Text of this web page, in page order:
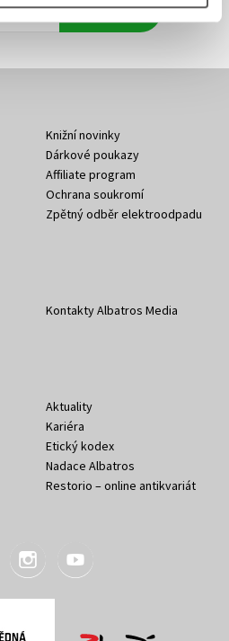
Přihlásit se
Knižní novinky
Dárkové poukazy
Affiliate program
Ochrana soukromí
Zpětný odběr elektroodpadu
Kontakty Albatros Media
Aktuality
Kariéra
Etický kodex
Nadace Albatros
Restorio – online antikvariát